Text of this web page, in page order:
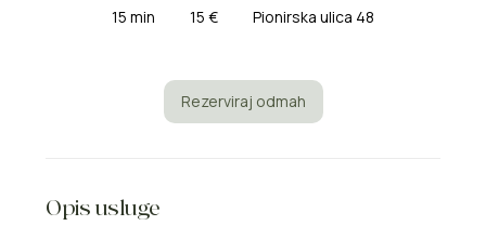
15 min 15 € Pionirska ulica 48
Rezerviraj odmah
Opis usluge